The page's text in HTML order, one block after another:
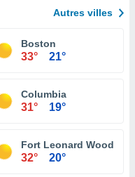
Autres villes
Boston
33° 21°
Columbia
31° 19°
Fort Leonard Wood
32° 20°